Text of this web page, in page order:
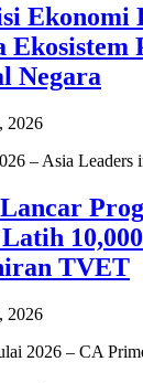
Ekonomi
Negara
2026
– Asia Leaders
TVET
2026
2026 – CA